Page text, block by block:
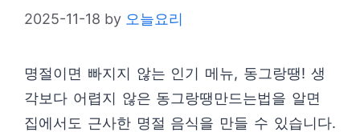
2025-11-18 by 오늘요리
명절이면 빠지지 않는 인기 메뉴, 동그랑땡! 생
각보다 어렵지 않은 동그랑땡만드는법을 알면
집에서도 근사한 명절 음식을 만들 수 있습니다.